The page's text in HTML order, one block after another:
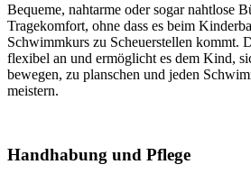
Bequeme, nahtarme oder sogar nahtlose
Tragekomfort, ohne dass es beim
Schwimmkurs zu Scheuerstellen kommt.
flexibel an und ermöglicht es dem Kind,
bewegen, zu planschen und jeden
meistern.
Handhabung und Pflege